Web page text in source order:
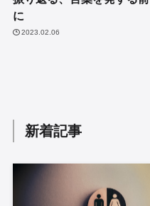
に
2023.02.06
新着記事